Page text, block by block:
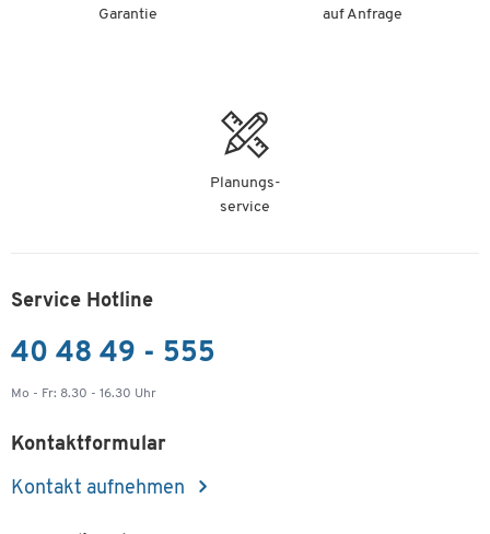
Garantie
auf Anfrage
Planungs-
service
Service Hotline
40 48 49 - 555
Mo - Fr: 8.30 - 16.30 Uhr
Kontaktformular
Kontakt aufnehmen